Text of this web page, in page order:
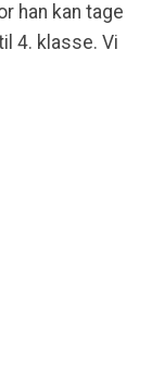
han kan tage
4. klasse. Vi